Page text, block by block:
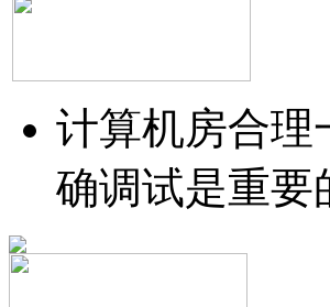
计算机房合
确调试是重要